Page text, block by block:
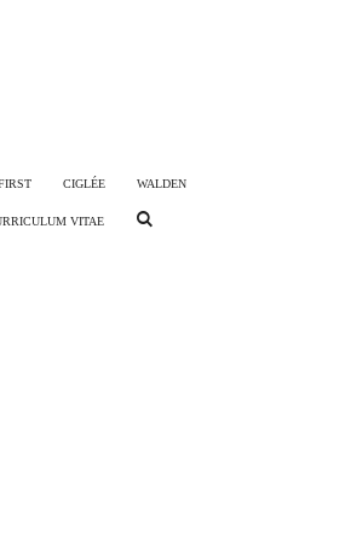
CIGLÉE WALDEN
VITAE